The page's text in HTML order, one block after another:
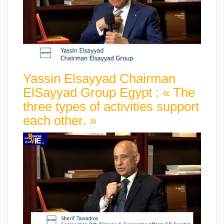
Yassin Elsayyad Chairman
ElSayyad Group Egypt : « The
three types of activities support
each other. »